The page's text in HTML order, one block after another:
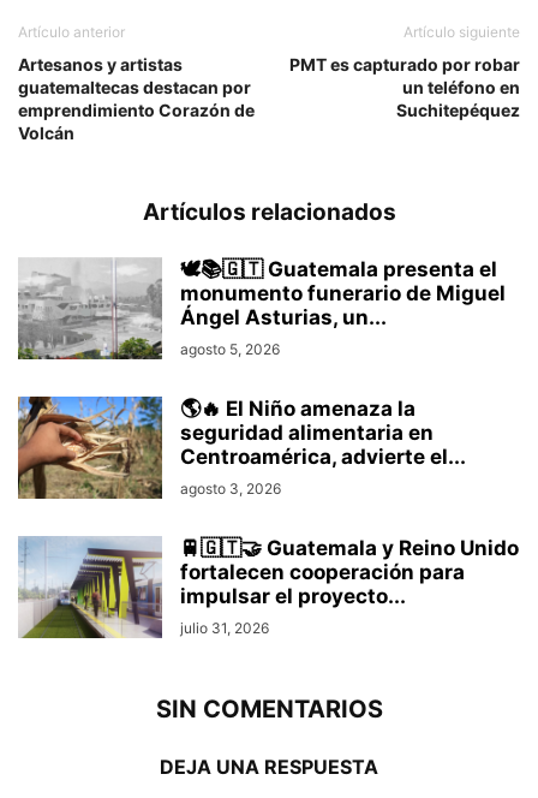
Artículo anterior
Artesanos y artistas
guatemaltecas destacan por
emprendimiento Corazón de
Volcán
Artículo siguiente
PMT es capturado por robar
un teléfono en
Suchitepéquez
Artículos relacionados
🕊️📚🇬🇹 Guatemala presenta el
monumento funerario de Miguel
Ángel Asturias, un...
agosto 5, 2026
🌎🔥 El Niño amenaza la
seguridad alimentaria en
Centroamérica, advierte el...
agosto 3, 2026
🚆🇬🇹🤝 Guatemala y Reino Unido
fortalecen cooperación para
impulsar el proyecto...
julio 31, 2026
SIN COMENTARIOS
DEJA UNA RESPUESTA